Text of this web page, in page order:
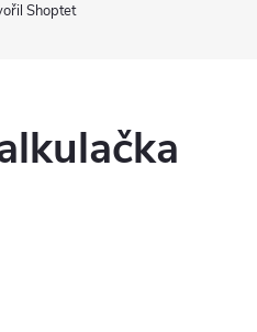
Shoptet